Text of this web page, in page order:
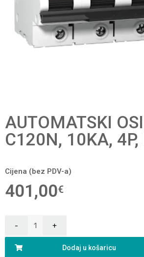
AUTOMATSKI
C120N, 10KA,
Cijena (bez PDV-a)
401,00€
Dodaj u košaricu